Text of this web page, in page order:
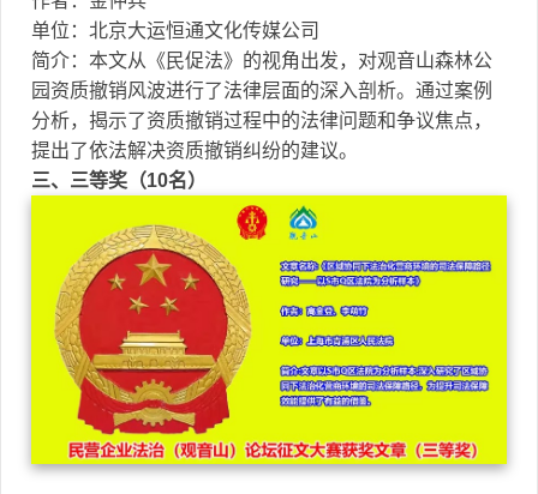
单位：北京大运恒通文化传媒公司
简介：本文从《民促法》的视角出发，对观音山森林公
园资质撤销风波进行了法律层面的深入剖析。通过案例
分析，揭示了资质撤销过程中的法律问题和争议焦点，
提出了依法解决资质撤销纠纷的建议。
三、三等奖（10名）